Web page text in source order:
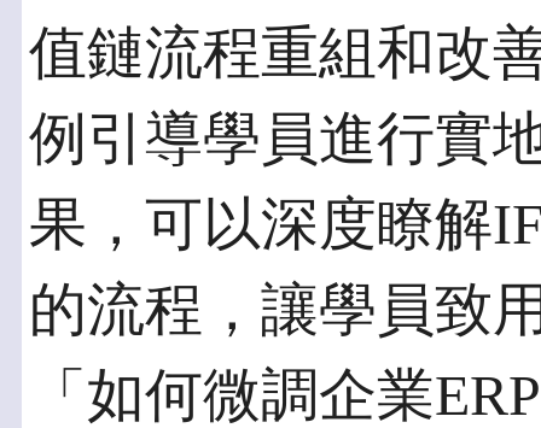
值鏈流程重組和改
例引導學員進行實
果，可以深度瞭解
的流程，讓學員致
「如何微調企業